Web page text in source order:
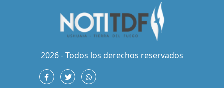
2026 - Todos los derechos reservados